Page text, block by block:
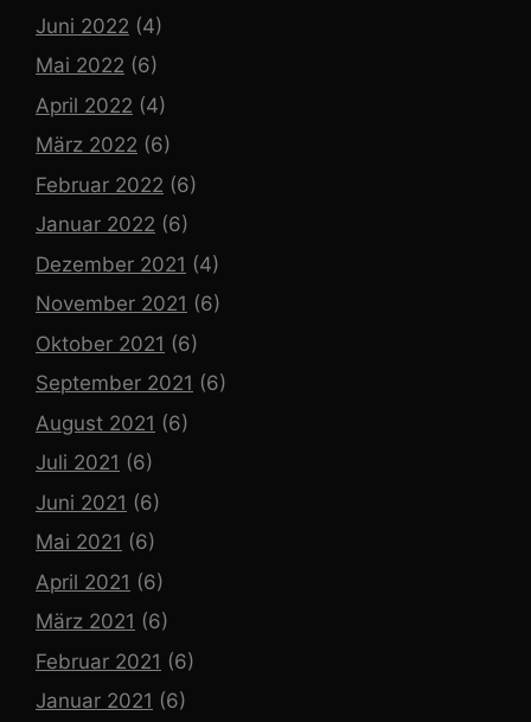
Juni 2022 (4)
Mai 2022 (6)
April 2022 (4)
März 2022 (6)
Februar 2022 (6)
Januar 2022 (6)
Dezember 2021 (4)
November 2021 (6)
Oktober 2021 (6)
September 2021 (6)
August 2021 (6)
Juli 2021 (6)
Juni 2021 (6)
Mai 2021 (6)
April 2021 (6)
März 2021 (6)
Februar 2021 (6)
Januar 2021 (6)